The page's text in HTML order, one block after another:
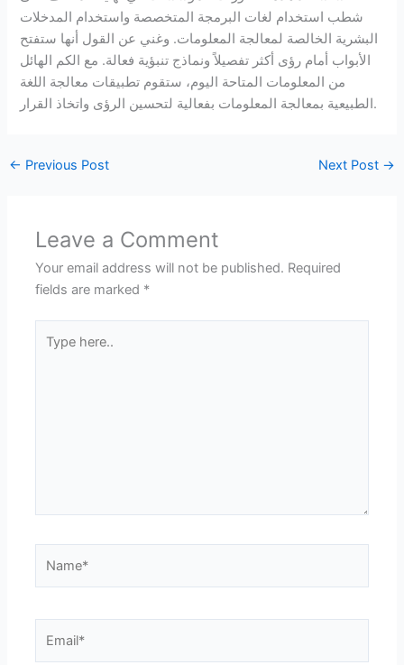
شطب استخدام لغات البرمجة المتخصصة واستخدام المدخلات
البشرية الخالصة لمعالجة المعلومات. وغني عن القول أنها ستفتح
الأبواب أمام رؤى أكثر تفصيلاً ونماذج تنبؤية فعالة. مع الكم الهائل
من المعلومات المتاحة اليوم، ستقوم تطبيقات معالجة اللغة
الطبيعية بمعالجة المعلومات بفعالية لتحسين الرؤى واتخاذ القرار.
← Previous Post Next Post →
Leave a Comment
Your email address will not be published. Required
fields are marked *
here..